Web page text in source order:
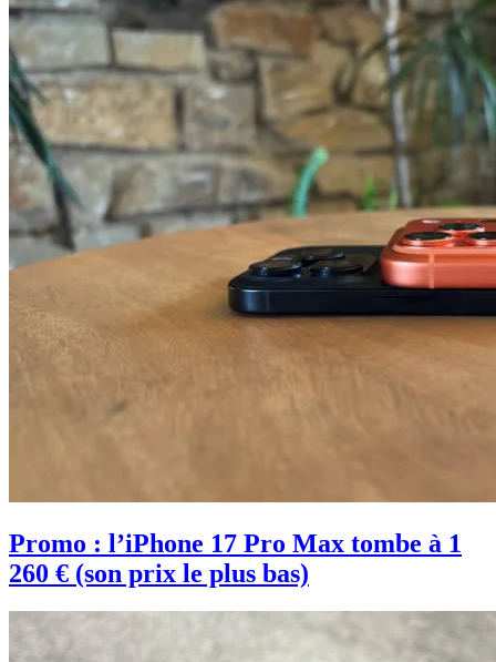
Promo : l’iPhone 17 Pro Max tombe à 1
260 € (son prix le plus bas)